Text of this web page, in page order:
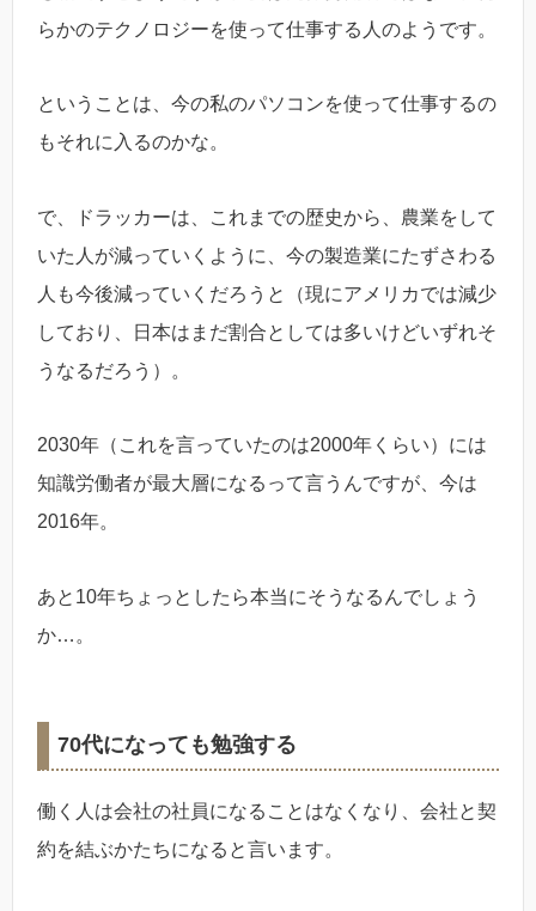
らかのテクノロジーを使って仕事する人のようです。
ということは、今の私のパソコンを使って仕事するの
もそれに入るのかな。
で、ドラッカーは、これまでの歴史から、農業をして
いた人が減っていくように、今の製造業にたずさわる
人も今後減っていくだろうと（現にアメリカでは減少
しており、日本はまだ割合としては多いけどいずれそ
うなるだろう）。
2030年（これを言っていたのは2000年くらい）には
知識労働者が最大層になるって言うんですが、今は
2016年。
あと10年ちょっとしたら本当にそうなるんでしょう
か…。
70代になっても勉強する
働く人は会社の社員になることはなくなり、会社と契
約を結ぶかたちになると言います。